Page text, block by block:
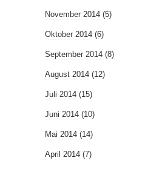
November 2014 (5)
Oktober 2014 (6)
September 2014 (8)
August 2014 (12)
Juli 2014 (15)
Juni 2014 (10)
Mai 2014 (14)
April 2014 (7)